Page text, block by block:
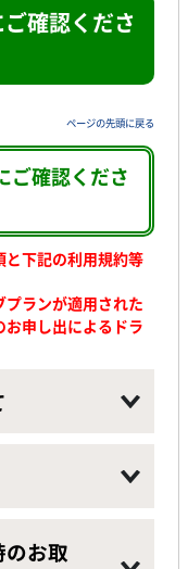
確認くださ
ページの先頭に戻る
ご確認くださ
下記の利用規約等
ランが適用された
申し出によるドラ
お取